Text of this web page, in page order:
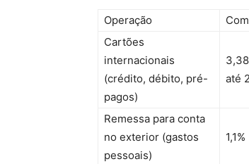
Operação
Cartões
internacionais
(crédito, débito, pré-
pagos)
até
Remessa para conta
no exterior (gastos
pessoais)
1,1%